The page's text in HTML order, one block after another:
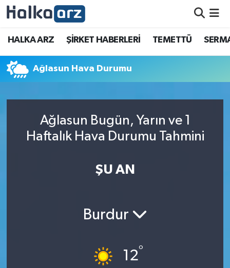
HALKA ARZ ŞİRKET HABERLERİ TEMETTÜ
Ağlasun Hava Durumu
Ağlasun Bugün, Yarın ve 1
Haftalık Hava Durumu Tahmini
ŞU AN
Burdur
12°
HALKA ARZ
SERMAYE ARTIRIMI
TEMETTÜ
İletişim